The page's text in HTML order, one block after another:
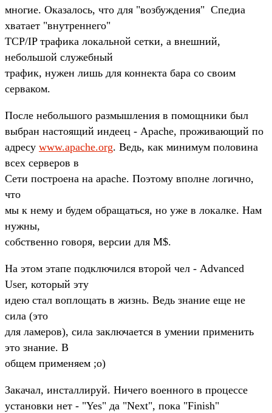
многие. Оказалось, что для "возбуждения" Спедиа
хватает "внутреннего"
TCP/IP трафика локальной сетки, а внешний,
небольшой служебный
трафик, нужен лишь для коннекта бара со своим
серваком.
После небольшого размышления в помощники был
выбран настоящий индеец - Apache, проживающий по
адресу www.apache.org. Ведь, как минимум половина
всех серверов в
Сети построена на apache. Поэтому вполне логично,
что
мы к нему и будем обращаться, но уже в локалке. Нам
нужны,
собственно говоря, версии для M$.
На этом этапе подключился второй чел - Advanced
User, который эту
идею стал воплощать в жизнь. Ведь знание еще не
сила (это
для ламеров), сила заключается в умении применить
это знание. В
общем применяем ;о)
Закачал, инсталлируй. Ничего военного в процессе
установки нет - "Yes" да "Next", пока "Finish"